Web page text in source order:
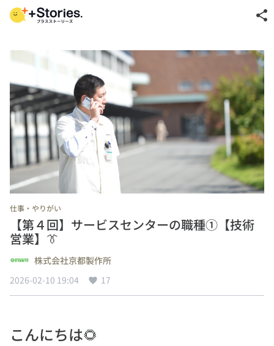
share
仕事・やりがい
【第４回】サービスセンターの職種①【技術
営業】👔
株式会社京都製作所
2026-02-10 19:04
17
こんにちは🌻